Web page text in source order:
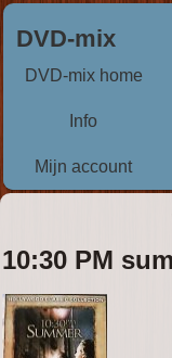
DVD-mix
DVD-mix home
Info
Mijn account
10:30 PM